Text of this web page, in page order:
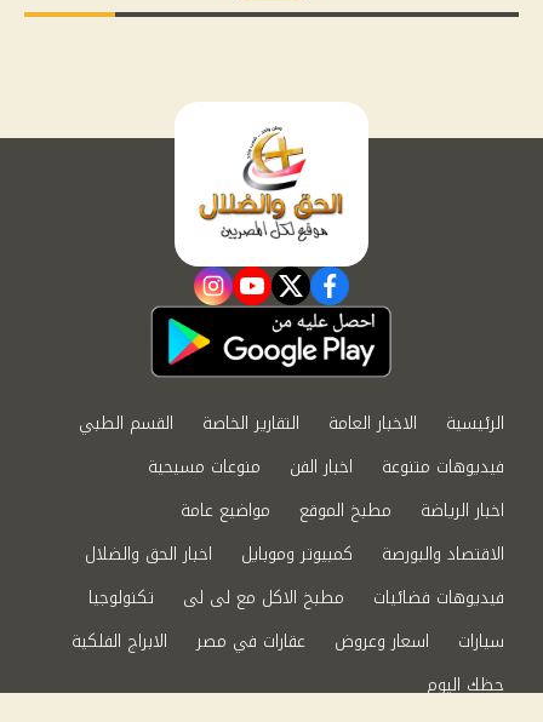
facebook
twitter
youtube
instagram
الرئيسية الاخبار العامة التقارير الخاصة
القسم الطبي
فيديوهات متنوعة
اخبار الفن
منوعات مسيحية
اخبار الرياضة
مطبخ الموقع
مواضيع عامة
الاقتصاد والبورصة
كمبيوتر وموبايل
اخبار الحق والضلال
فيديوهات فضائيات
مطبخ الاكل مع لى لى
تكنولوجيا
سيارات
اسعار وعروض عقارات في مصر
الابراج الفلكية
حظك اليوم